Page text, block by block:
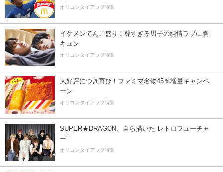
オリコンタイアップ特集
イケメンてんこ盛り！尊すぎる男子の純情ラブに胸
キュン
オリコンタイアップ特集
大好評につき再び！ファミマ名物45％増量キャンペ
ーン
オリコンタイアップ特集
SUPER★DRAGON、自ら描いた”レトロフューチャ
ー”
オリコンタイアップ特集